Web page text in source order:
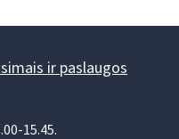
ir paslaugos
15.45.